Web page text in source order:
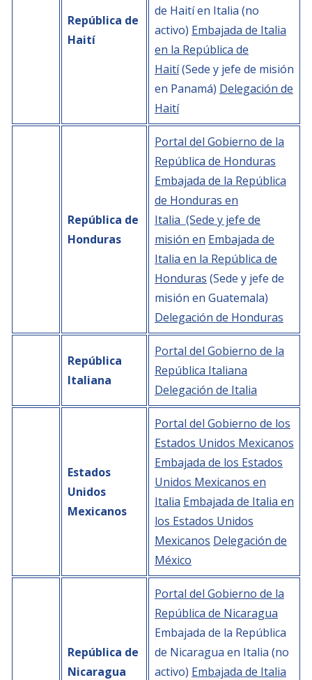
República de
Haití
de Haití en Italia (no
activo) Embajada de Italia
en la República de
Haití(Sede y jefe de misión
en Panamá) Delegación de
Haití
República de
Honduras
Portal del Gobierno de la
República de Honduras
Embajada de la República
de Honduras en
Italia (Sede y jefe de
misión en Embajada de
Italia en la República de
Honduras (Sede y jefe de
misión en Guatemala)
Delegación de Honduras
República
Italiana
Portal del Gobierno de la
República Italiana
Delegación de Italia
Estados
Unidos
Mexicanos
Portal del Gobierno de los
Estados Unidos Mexicanos
Embajada de los Estados
Unidos Mexicanos en
Italia Embajada de Italia en
los Estados Unidos
Mexicanos Delegación de
México
República de
Nicaragua
Portal del Gobierno de la
República de Nicaragua
Embajada de la República
de Nicaragua en Italia (no
activo) Embajada de Italia